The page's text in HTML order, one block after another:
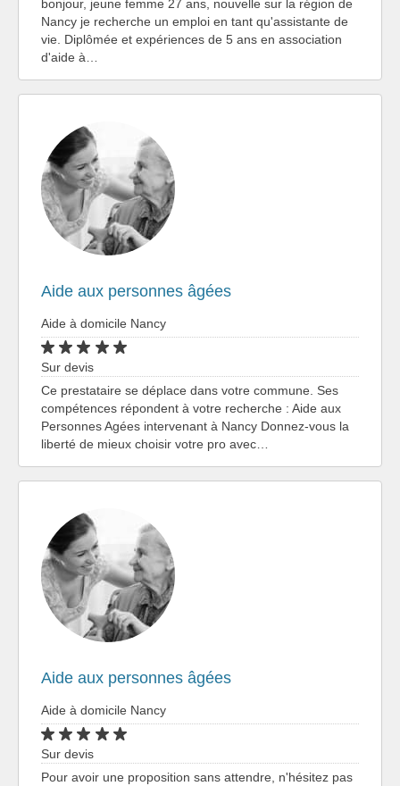
bonjour, jeune femme 27 ans, nouvelle sur la région de
Nancy je recherche un emploi en tant qu'assistante de
vie. Diplômée et expériences de 5 ans en association
d'aide à…
Aide aux personnes âgées
Aide à domicile Nancy
Sur devis
Ce prestataire se déplace dans votre commune. Ses
compétences répondent à votre recherche : Aide aux
Personnes Agées intervenant à Nancy Donnez-vous la
liberté de mieux choisir votre pro avec…
Aide aux personnes âgées
Aide à domicile Nancy
Sur devis
Pour avoir une proposition sans attendre, n'hésitez pas